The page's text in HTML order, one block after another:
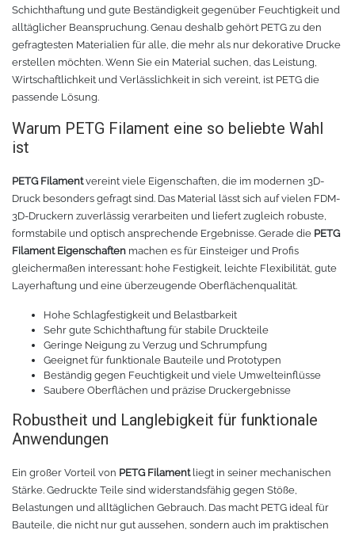
Finer
MDF
Schichthaftung und gute Beständigkeit gegenüber Feuchtigkeit und
alltäglicher Beanspruchung. Genau deshalb gehört PETG zu den
gefragtesten Materialien für alle, die mehr als nur dekorative Drucke
erstellen möchten. Wenn Sie ein Material suchen, das Leistung,
Wirtschaftlichkeit und Verlässlichkeit in sich vereint, ist PETG die
passende Lösung.
Warum PETG Filament eine so beliebte Wahl
ist
PETG Filamentvereint viele Eigenschaften, die im modernen 3D-
Druck besonders gefragt sind. Das Material lässt sich auf vielen FDM-
3D-Druckern zuverlässig verarbeiten und liefert zugleich robuste,
formstabile und optisch ansprechende Ergebnisse. Gerade die PETG
Filament Eigenschaften machen es für Einsteiger und Profis
gleichermaßen interessant: hohe Festigkeit, leichte Flexibilität, gute
Layerhaftung und eine überzeugende Oberflächenqualität.
Hohe Schlagfestigkeit und Belastbarkeit
Sehr gute Schichthaftung für stabile Druckteile
Geringe Neigung zu Verzug und Schrumpfung
Geeignet für funktionale Bauteile und Prototypen
Beständig gegen Feuchtigkeit und viele Umwelteinflüsse
Saubere Oberflächen und präzise Druckergebnisse
Robustheit und Langlebigkeit für funktionale
Anwendungen
Ein großer Vorteil von PETG Filamentliegt in seiner mechanischen
Stärke. Gedruckte Teile sind widerstandsfähig gegen Stöße,
Belastungen und alltäglichen Gebrauch. Das macht PETG ideal für
Bauteile, die nicht nur gut aussehen, sondern auch im praktischen